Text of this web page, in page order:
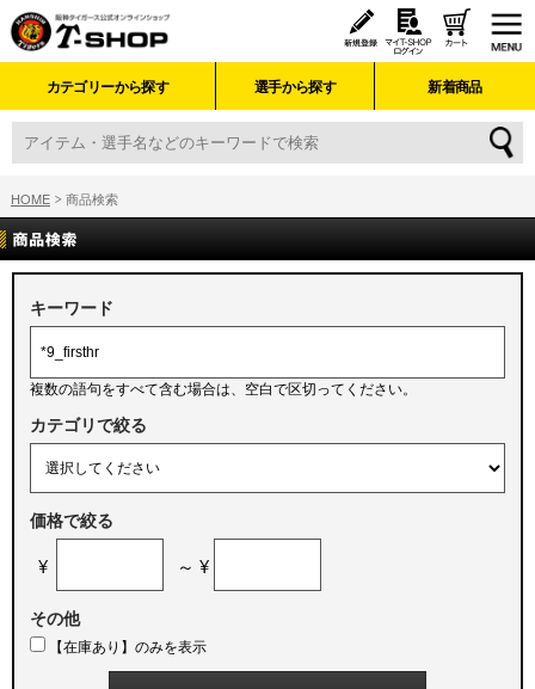
カテゴリーから探す 選手から探す 新着商品
HOME 商品検索
キーワード
複数の語句をすべて含む場合は、空白で区切ってください。
カテゴリで絞る
価格で絞る
¥ ～ ¥
その他
【在庫あり】のみを表示